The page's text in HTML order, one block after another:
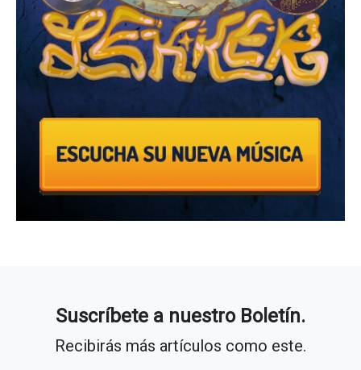
Suscríbete a nuestro Boletín.
Recibirás más artículos como este.